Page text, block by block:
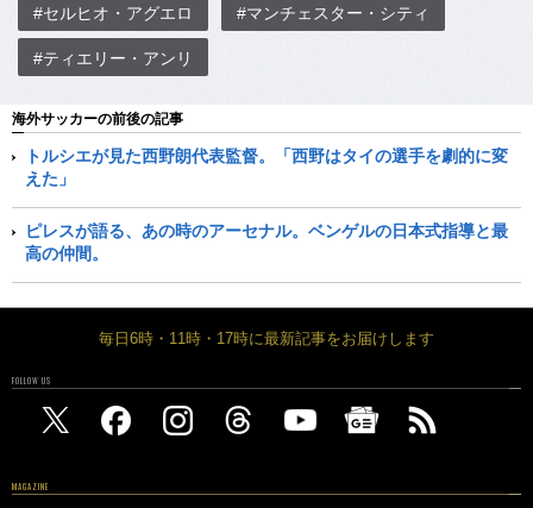
#セルヒオ・アグエロ #マンチェスター・シティ
#ティエリー・アンリ
海外サッカーの前後の記事
トルシエが見た西野朗代表監督。「西野はタイの選手を劇的に変
えた」
ピレスが語る、あの時のアーセナル。ベンゲルの日本式指導と最
高の仲間。
毎日6時・11時・17時に最新記事をお届けします
FOLLOW US
MAGAZINE